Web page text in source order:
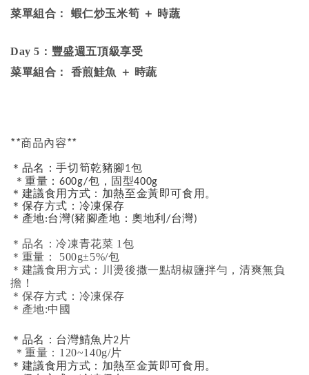
菜單組合： 蝦仁炒玉米筍 ＋ 時蔬
Day 5 ：豐盛週五頂級享受
菜單組合： 香煎鮭魚 ＋ 時蔬
**商品內容**
＊品名：手切筍乾豬腳1包
＊重量：600g/包，固型400g
＊建議食用方式：加熱至金黃即可食用。
＊保存方式：冷凍保存
＊產地:台灣(豬腳產地：奧地利/台灣)
＊品名：冷凍青花菜 1包
＊重量： 500g±5%/包
＊建議食用方式：川燙後撒一點胡椒鹽拌勻，清爽無負
擔！
＊保存方式：冷凍保存
＊產地:中國
＊品名：台灣鯖魚片2片
＊重量：120~140g/片
＊建議食用方式：加熱至金黃即可食用。